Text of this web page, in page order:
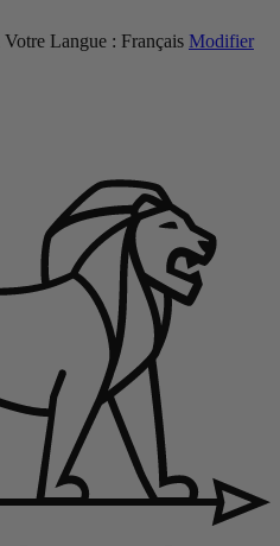
Votre Langue : Français Modifier